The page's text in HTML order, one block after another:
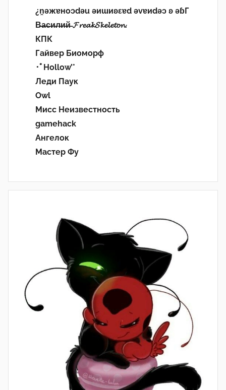
¿n̯ǝжɐноɔdǝu ǝиɯиʚεɐd ǝvɐиdǝɔ ʚ ǝɓГ
В̶а̶с̶и̶л̶и̶й̶ 𝓕𝓻𝓮𝓪𝓴𝓢𝓴𝓮𝓵𝓮𝓽𝓸𝓷.
КПК
Гайвер Биоморф
･ﾟHollow’°
Леди Паук
Owl
Мисс Неизвестность
gamehack
Ангелок
Мастер Фу